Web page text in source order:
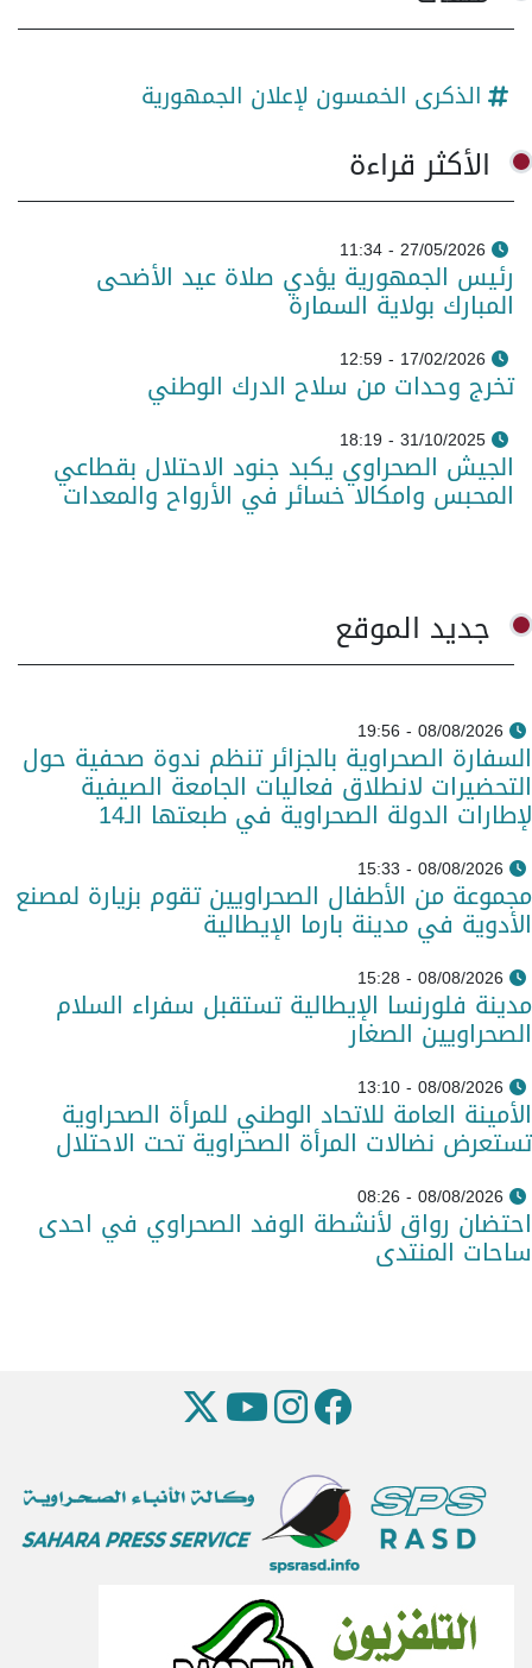
الذكرى الخمسون لإعلان الجمهورية
الأكثر قراءة
27/05/2026 - 11:34
رئيس الجمهورية يؤدي صلاة عيد الأضحى
المبارك بولاية السمارة
17/02/2026 - 12:59
تخرج وحدات من سلاح الدرك الوطني
31/10/2025 - 18:19
الجيش الصحراوي يكبد جنود الاحتلال بقطاعي
المحبس وامكالا خسائر في الأرواح والمعدات
جديد الموقع
08/08/2026 - 19:56
السفارة الصحراوية بالجزائر تنظم ندوة صحفية حول
التحضيرات لانطلاق فعاليات الجامعة الصيفية
لإطارات الدولة الصحراوية في طبعتها الـ14
08/08/2026 - 15:33
مجموعة من الأطفال الصحراويين تقوم بزيارة لمصنع
الأدوية في مدينة بارما الإيطالية
08/08/2026 - 15:28
مدينة فلورنسا الإيطالية تستقبل سفراء السلام
الصحراويين الصغار
08/08/2026 - 13:10
الأمينة العامة للاتحاد الوطني للمرأة الصحراوية
تستعرض نضالات المرأة الصحراوية تحت الاحتلال
08/08/2026 - 08:26
احتضان رواق لأنشطة الوفد الصحراوي في احدى
ساحات المنتدى